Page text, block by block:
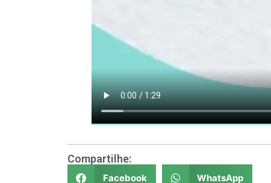
Compartilhe:
Facebook WhatsApp